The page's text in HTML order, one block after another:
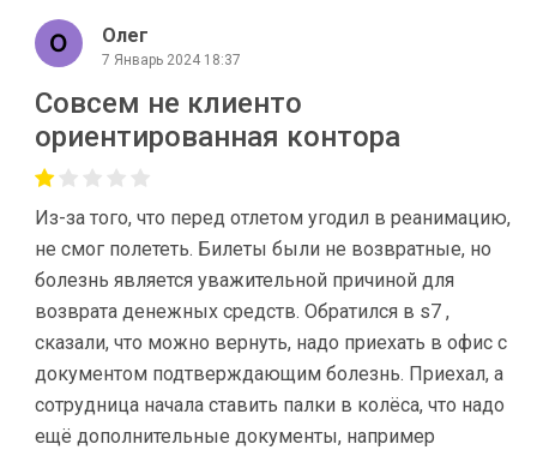
Олег
7 Январь 2024 18:37
Совсем не клиенто
ориентированная контора
Из-за того, что перед отлетом угодил в реанимацию,
не смог полететь. Билеты были не возвратные, но
болезнь является уважительной причиной для
возврата денежных средств. Обратился в s7 ,
сказали, что можно вернуть, надо приехать в офис с
документом подтверждающим болезнь. Приехал, а
сотрудница начала ставить палки в колёса, что надо
ещё дополнительные документы, например